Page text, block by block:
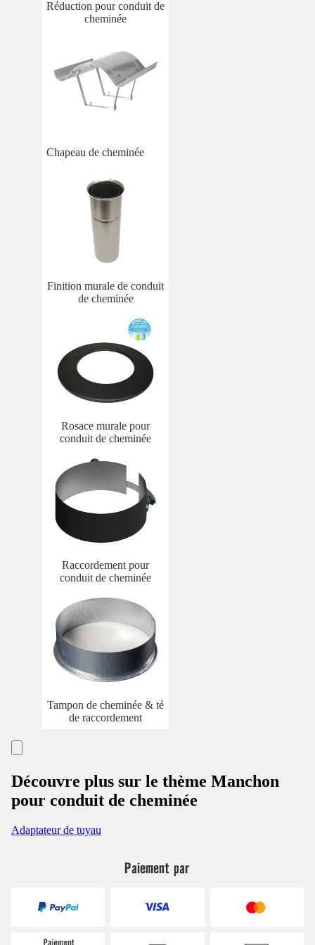
Réduction pour conduit de
cheminée
Chapeau de cheminée
Finition murale de conduit
de cheminée
Rosace murale pour
conduit de cheminée
Raccordement pour
conduit de cheminée
Tampon de cheminée & té
de raccordement
Découvre plus sur le thème Manchon
pour conduit de cheminée
Adaptateur de tuyau
Paiement par